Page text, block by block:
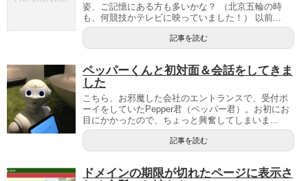
姿、ご記憶にある方も多いかな？ （北京五輪の時
も、何競技かテレビに映っていました！） 以前...
記事を読む
ペッパーくんと初対面＆会話をしてきま
した
こちら、お邪魔した会社のエントランスで、受付ボ
ーイをしていたPepper君（ペッパー君）。お初にお
目にかかったので、ちょっと興奮してしまいま...
記事を読む
ドメインの期限が切れたページに表示さ